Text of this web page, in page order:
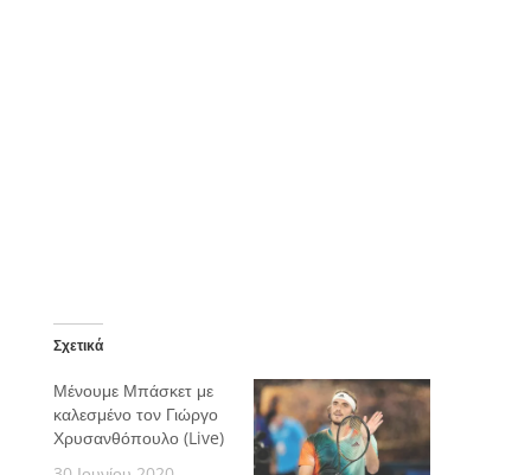
Σχετικά
Μένουμε Μπάσκετ με
καλεσμένο τον Γιώργο
Χρυσανθόπουλο (Live)